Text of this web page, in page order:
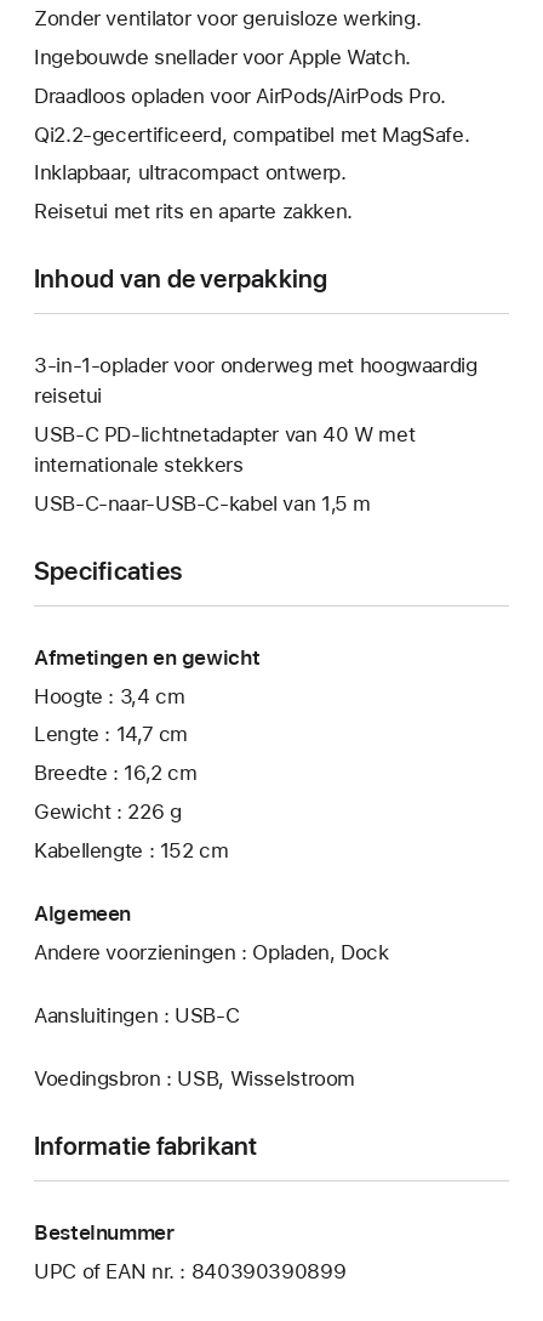
Zonder ventilator voor geruisloze werking.
Ingebouwde snellader voor Apple Watch.
Draadloos opladen voor AirPods/AirPods Pro.
Qi2.2-gecertificeerd, compatibel met MagSafe.
Inklapbaar, ultracompact ontwerp.
Reisetui met rits en aparte zakken.
Inhoud van de verpakking
3-in-1-oplader voor onderweg met hoogwaardig
reisetui
USB-C PD-lichtnetadapter van 40 W met
internationale stekkers
USB-C-naar-USB-C-kabel van 1,5 m
Specificaties
Afmetingen en gewicht
Hoogte : 3,4 cm
Lengte : 14,7 cm
Breedte : 16,2 cm
Gewicht : 226 g
Kabellengte : 152 cm
Algemeen
Andere voorzieningen : Opladen, Dock
Aansluitingen : USB‑C
Voedingsbron : USB, Wisselstroom
Informatie fabrikant
Bestelnummer
UPC of EAN nr. : 840390390899